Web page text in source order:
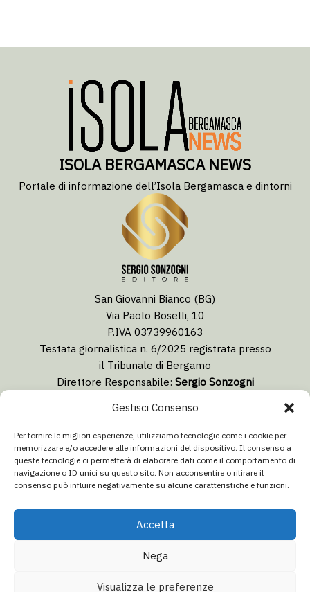
Gestisci Consenso
Per fornire le migliori esperienze, utilizziamo tecnologie come i cookie per
memorizzare e/o accedere alle informazioni del dispositivo. Il consenso a
queste tecnologie ci permetterà di elaborare dati come il comportamento di
navigazione o ID unici su questo sito. Non acconsentire o ritirare il
consenso può influire negativamente su alcune caratteristiche e funzioni.
Accetta
Nega
Visualizza le preferenze
ISOLA BERGAMASCA NEWS
Portale di informazione dell’Isola Bergamasca e dintorni
San Giovanni Bianco (BG)
Via Paolo Boselli, 10
P.IVA 03739960163
Testata giornalistica n. 6/2025 registrata presso
il Tribunale di Bergamo
Direttore Responsabile: Sergio Sonzogni
redazione@isolabergamascanews.it
info@italiacommunication.com
Telefono: 0345 41834
© 2026 Isola Bergamasca News - Tutti i diritti riservati